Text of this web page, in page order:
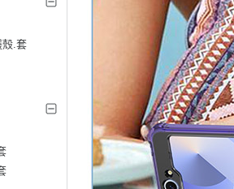
殼.套